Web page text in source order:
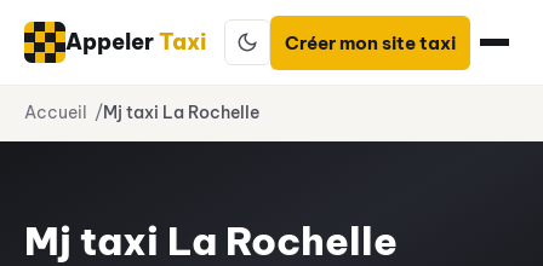
Aller
AppelerTaxi Créer mon site taxi
Accueil Mj taxi La Rochelle
Mj taxi La Rochelle